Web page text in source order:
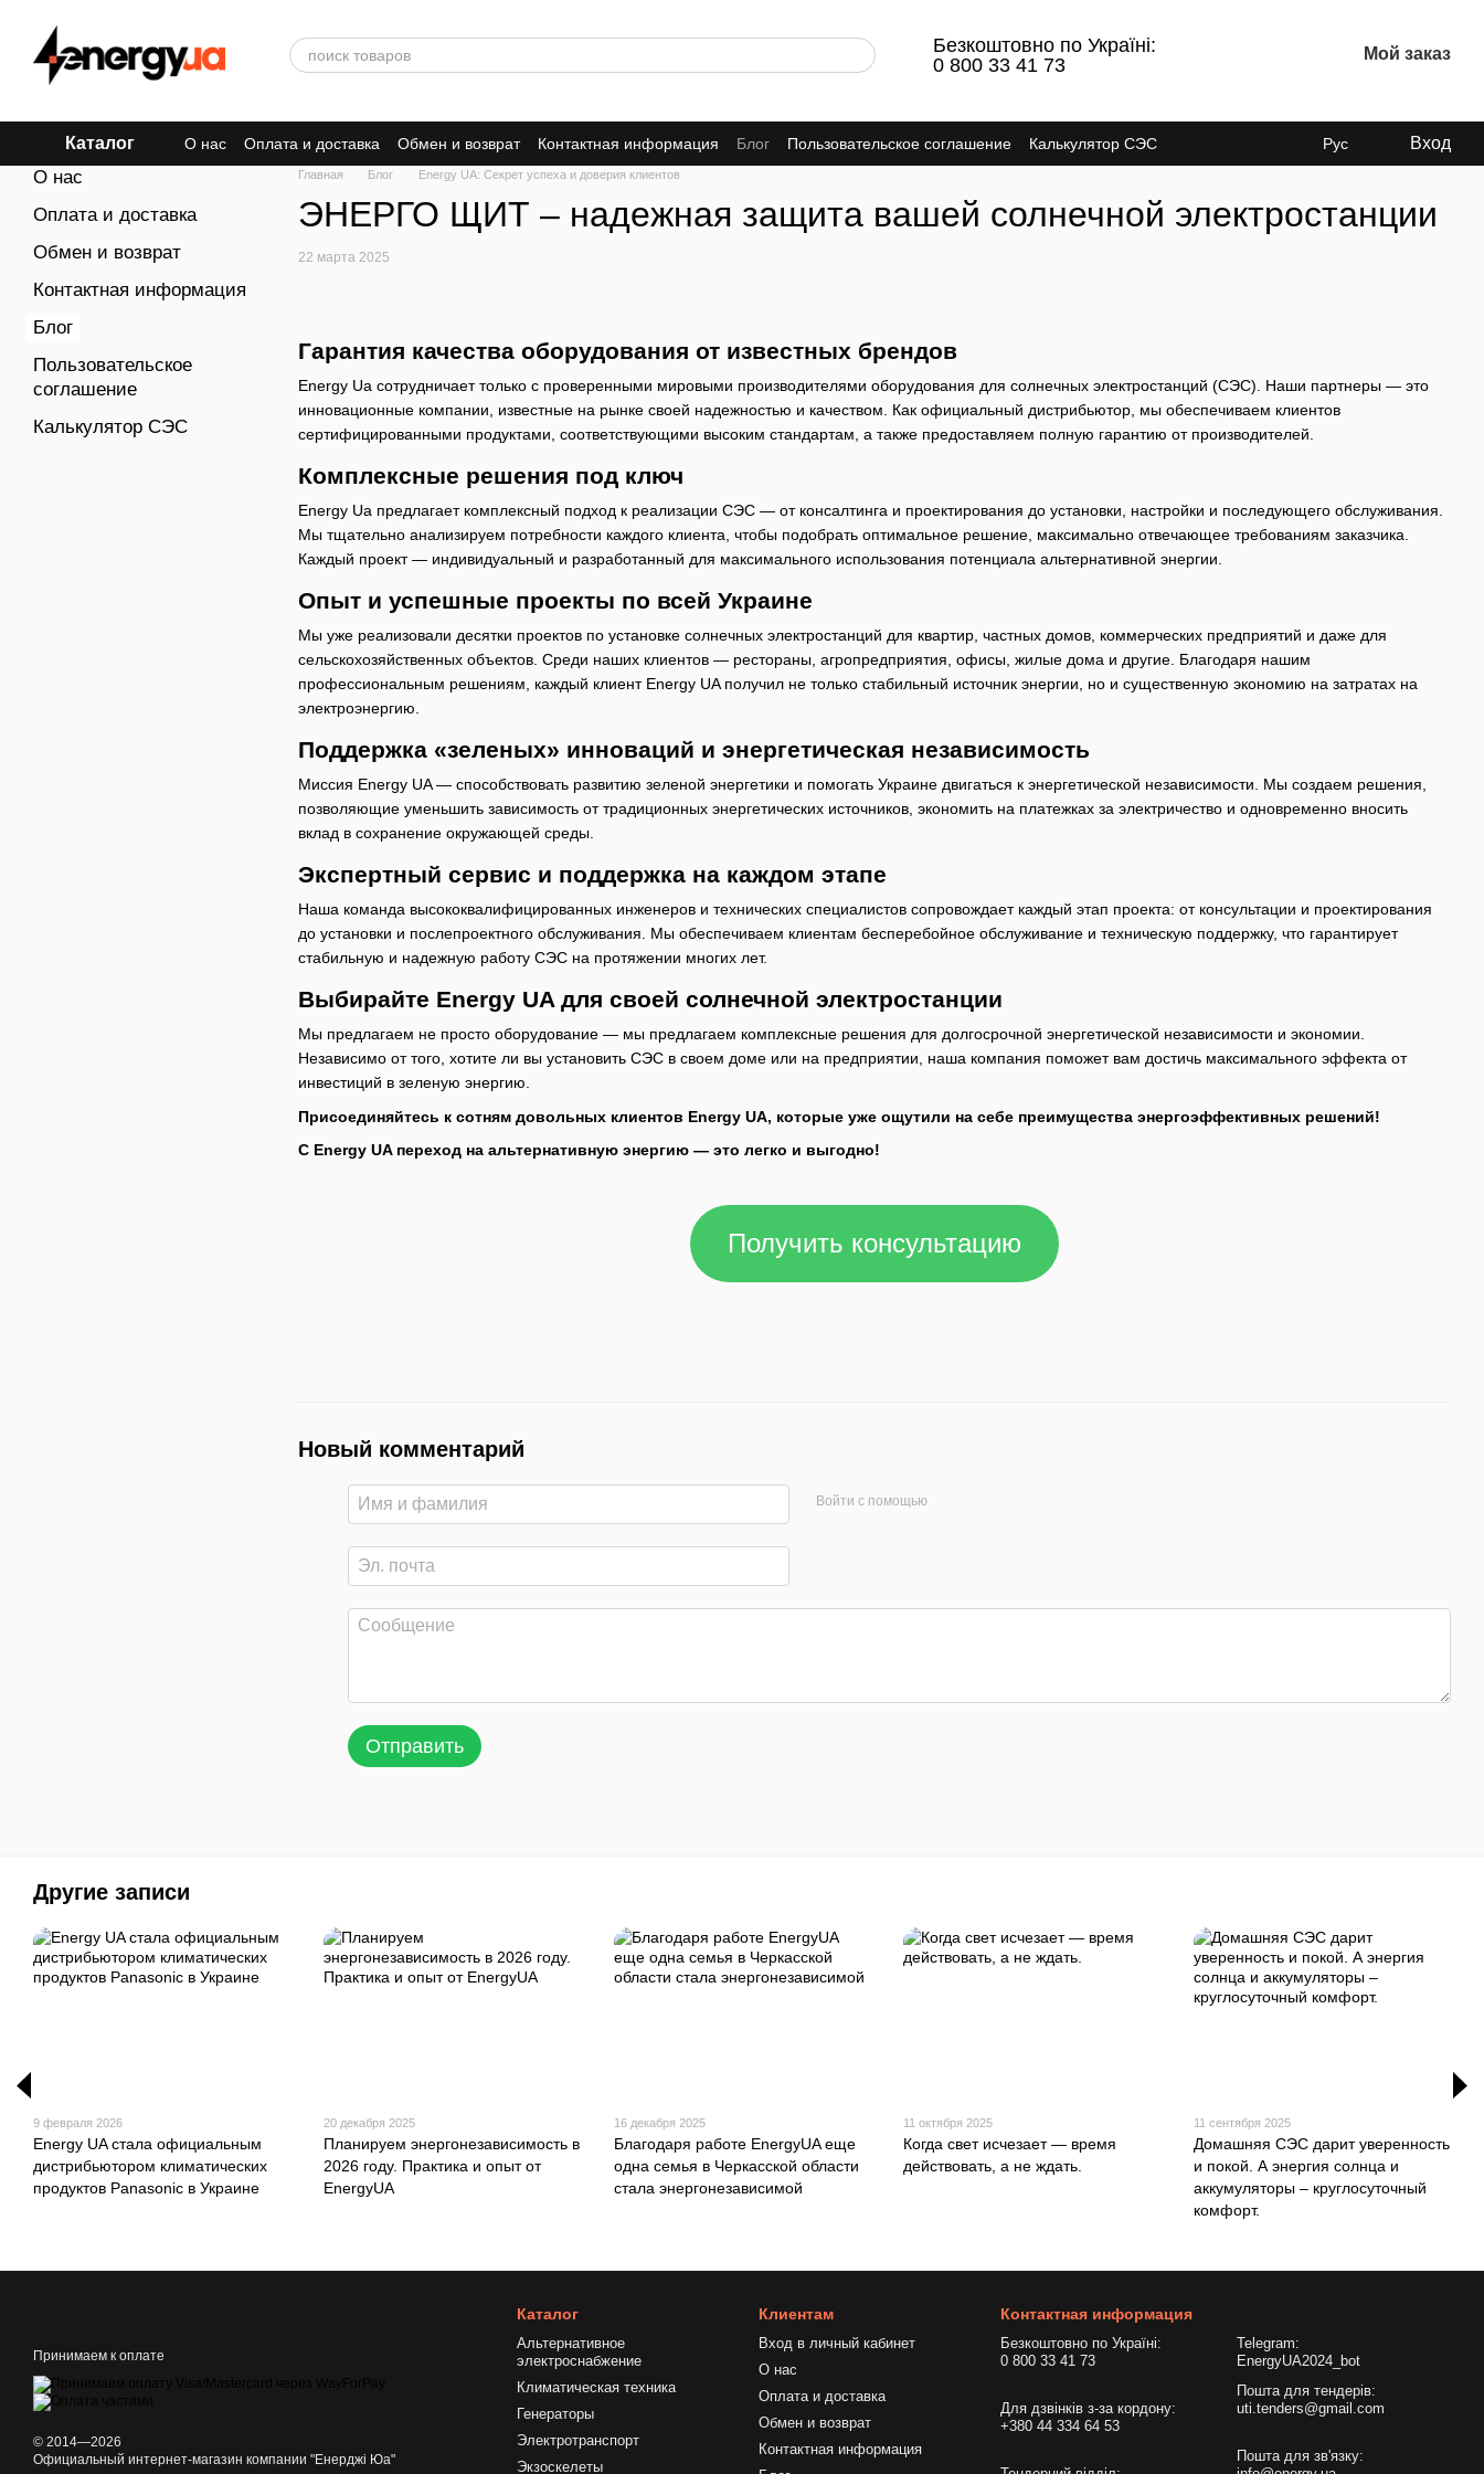
Безкоштовно по Україні:
0 800 33 41 73
Мой заказ
Каталог О нас Оплата и доставка Обмен и возврат Контактная информация Блог Пользовательское соглашение Калькулятор СЭС Рус Вход
Главная Блог Energy UA: Секрет успеха и доверия клиентов
ЭНЕРГО ЩИТ – надежная защита вашей солнечной электростанции
22 марта 2025
Гарантия качества оборудования от известных брендов
Energy Ua сотрудничает только с проверенными мировыми производителями оборудования для солнечных электростанций (СЭС). Наши партнеры — это
инновационные компании, известные на рынке своей надежностью и качеством. Как официальный дистрибьютор, мы обеспечиваем клиентов
сертифицированными продуктами, соответствующими высоким стандартам, а также предоставляем полную гарантию от производителей.
Комплексные решения под ключ
Energy Ua предлагает комплексный подход к реализации СЭС — от консалтинга и проектирования до установки, настройки и последующего обслуживания.
Мы тщательно анализируем потребности каждого клиента, чтобы подобрать оптимальное решение, максимально отвечающее требованиям заказчика.
Каждый проект — индивидуальный и разработанный для максимального использования потенциала альтернативной энергии.
Опыт и успешные проекты по всей Украине
Мы уже реализовали десятки проектов по установке солнечных электростанций для квартир, частных домов, коммерческих предприятий и даже для
сельскохозяйственных объектов. Среди наших клиентов — рестораны, агропредприятия, офисы, жилые дома и другие. Благодаря нашим
профессиональным решениям, каждый клиент Energy UA получил не только стабильный источник энергии, но и существенную экономию на затратах на
электроэнергию.
Поддержка «зеленых» инноваций и энергетическая независимость
Миссия Energy UA — способствовать развитию зеленой энергетики и помогать Украине двигаться к энергетической независимости. Мы создаем решения,
позволяющие уменьшить зависимость от традиционных энергетических источников, экономить на платежках за электричество и одновременно вносить
вклад в сохранение окружающей среды.
Экспертный сервис и поддержка на каждом этапе
Наша команда высококвалифицированных инженеров и технических специалистов сопровождает каждый этап проекта: от консультации и проектирования
до установки и послепроектного обслуживания. Мы обеспечиваем клиентам бесперебойное обслуживание и техническую поддержку, что гарантирует
стабильную и надежную работу СЭС на протяжении многих лет.
Выбирайте Energy UA для своей солнечной электростанции
Мы предлагаем не просто оборудование — мы предлагаем комплексные решения для долгосрочной энергетической независимости и экономии.
Независимо от того, хотите ли вы установить СЭС в своем доме или на предприятии, наша компания поможет вам достичь максимального эффекта от
инвестиций в зеленую энергию.
Присоединяйтесь к сотням довольных клиентов Energy UA, которые уже ощутили на себе преимущества энергоэффективных решений!
С Energy UA переход на альтернативную энергию — это легко и выгодно!
Получить консультацию
Новый комментарий
Войти с помощью
Отправить
О нас
Оплата и доставка
Обмен и возврат
Контактная информация
Блог
Пользовательское
соглашение
Калькулятор СЭС
Другие записи
9 февраля 2026
Energy UA стала официальным
дистрибьютором климатических
продуктов Panasonic в Украине
20 декабря 2025
Планируем энергонезависимость в
2026 году. Практика и опыт от
EnergyUA
16 декабря 2025
Благодаря работе EnergyUA еще
одна семья в Черкасской области
стала энергонезависимой
11 октября 2025
Когда свет исчезает — время
действовать, а не ждать.
11 сентября 2025
Домашняя СЭС дарит уверенность
и покой. А энергия солнца и
аккумуляторы – круглосуточный
комфорт.
Принимаем к оплате
© 2014—2026
Официальный интернет-магазин компании "Енерджі Юа"
Каталог
Альтернативное
электроснабжение
Климатическая техника
Генераторы
Электротранспорт
Экзоскелеты
Клиентам
Вход в личный кабинет
О нас
Оплата и доставка
Обмен и возврат
Контактная информация
Контактная информация
Безкоштовно по Україні:
0 800 33 41 73
Для дзвінків з-за кордону:
+380 44 334 64 53
Telegram:
EnergyUA2024_bot
Пошта для тендерів:
uti.tenders@gmail.com
Пошта для зв'язку: